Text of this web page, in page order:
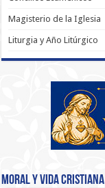
Magisterio de la Iglesia
Liturgia y Año Litúrgico
Moral y Vida Cristiana